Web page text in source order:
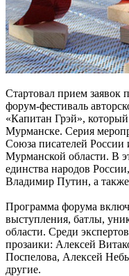
Стартовал прием заявок
форум-фестиваль
«Капитан Грэй», который
Мурманске. Серия
Союза писателей России
Мурманской области. В
единства народов
Владимир Путин, а
Программа форума
выступления, батлы,
области. Среди
прозаики: Алексей
Поспелова, Алексей
другие.